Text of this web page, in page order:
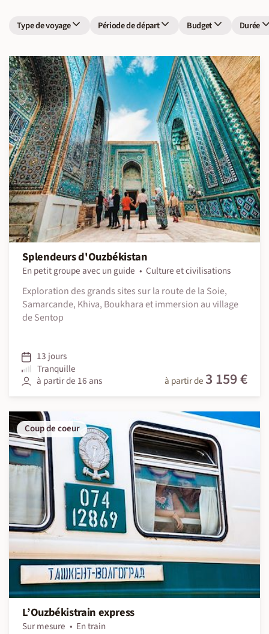
Type de voyage Période de départ Budget Durée
Splendeurs d'Ouzbékistan
En petit groupe avec un guide
Culture et civilisations
Exploration des grands sites sur la route de la Soie,
Samarcande, Khiva, Boukhara et immersion au village
de Sentop
13 jours
Tranquille
à partir de 16 ans
à partir de 3 159 €
Coup de coeur
L’Ouzbékistrain express
Sur mesure
En train